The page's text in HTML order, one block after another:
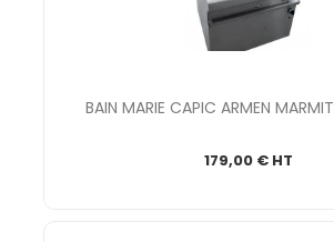
BAIN MARIE CAPIC ARMEN
179,00 € HT